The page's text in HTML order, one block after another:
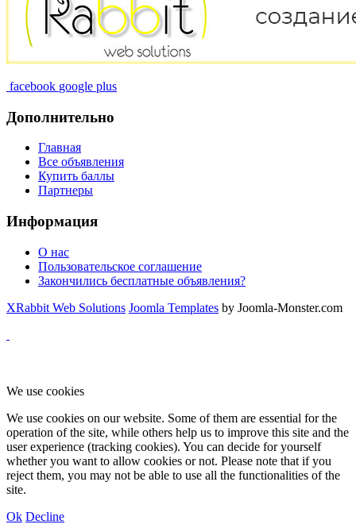
facebook google plus
Дополнительно
Главная
Все объявления
Купить баллы
Партнеры
Информация
О нас
Пользовательское соглашение
Закончились бесплатные объявления?
XRabbit Web Solutions Joomla Templates by Joomla-Monster.com
We use cookies
We use cookies on our website. Some of them are essential for the
operation of the site, while others help us to improve this site and the
user experience (tracking cookies). You can decide for yourself
whether you want to allow cookies or not. Please note that if you
reject them, you may not be able to use all the functionalities of the
site.
Ok Decline